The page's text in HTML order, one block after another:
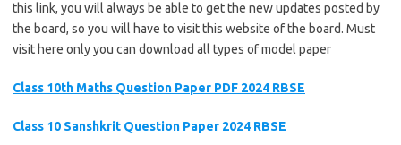
this link, you will always be able to get the new updates posted by
the board, so you will have to visit this website of the board. Must
visit here only you can download all types of model paper
Class 10th Maths Question Paper PDF 2024 RBSE
Class 10 Sanshkrit Question Paper 2024 RBSE